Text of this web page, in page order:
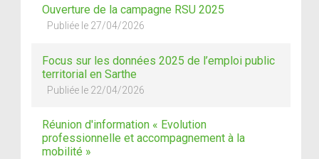
Ouverture de la campagne RSU 2025
Publiée le 27/04/2026
Focus sur les données 2025 de l’emploi public
territorial en Sarthe
Publiée le 22/04/2026
Réunion d'information « Evolution
professionnelle et accompagnement à la
mobilité »